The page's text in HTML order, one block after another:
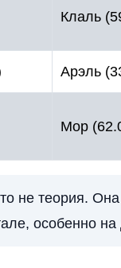
Клаль
Арэль
Мор
не теория.
особенно на